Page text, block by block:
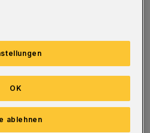
ist, bietet
Laubwälder,
malerische Dörfer, eine
mit einem hohen
ablehnen
OK